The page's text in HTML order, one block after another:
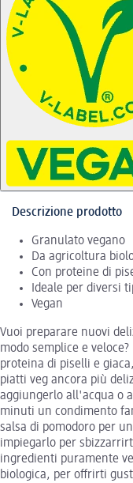
Descrizione prodotto
Granulato vegano
Da agricoltura
Con proteine di
Ideale per diversi
Vegan
Vuoi preparare nuovi
modo semplice e
proteina di piselli e
piatti veg ancora più
aggiungerlo all'acqua o
minuti un condimento
salsa di pomodoro per
impiegarlo per
ingredienti puramente
biologica, per offrirti